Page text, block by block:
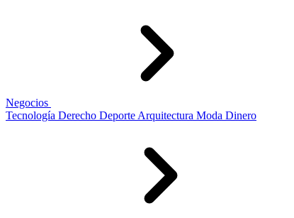
Negocios
Tecnología Derecho Deporte Arquitectura Moda Dinero